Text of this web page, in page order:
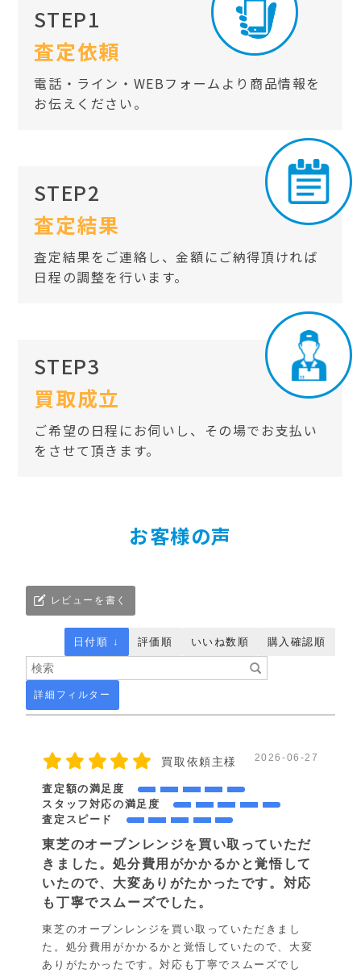
STEP1
査定依頼
電話・ライン・WEBフォームより商品情報を
お伝えください。
STEP2
査定結果
査定結果をご連絡し、金額にご納得頂ければ
日程の調整を行います。
STEP3
買取成立
ご希望の日程にお伺いし、その場でお支払い
をさせて頂きます。
お客様の声
レビューを書く
詳細フィルター
日付順 ↓ 評価順 いいね数順 購入確認順
買取依頼主様 2026-06-27
査定額の満足度
スタッフ対応の満足度
査定スピード
東芝のオーブンレンジを買い取っていただ
きました。処分費用がかかるかと覚悟して
いたので、大変ありがたかったです。対応
も丁寧でスムーズでした。
東芝のオーブンレンジを買い取っていただきまし
た。処分費用がかかるかと覚悟していたので、大変
ありがたかったです。対応も丁寧でスムーズでし